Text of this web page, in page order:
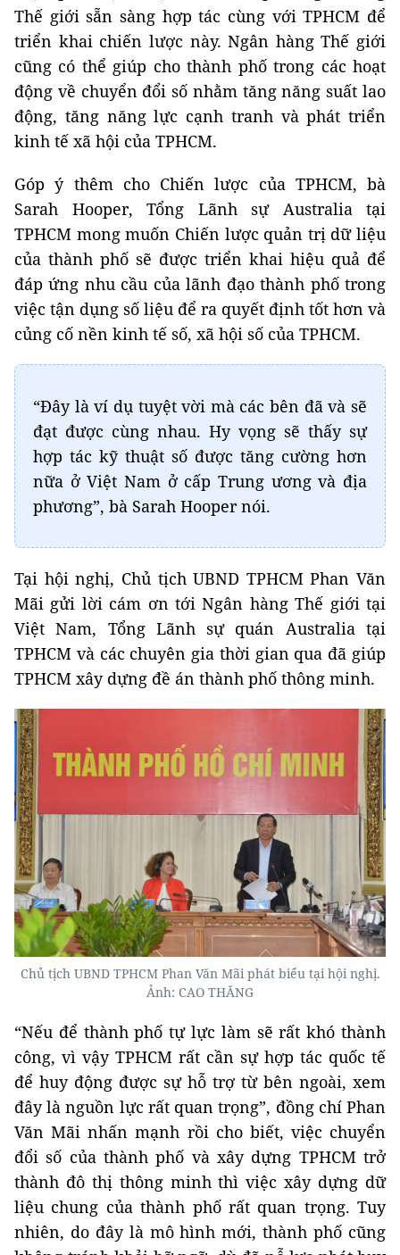
Thế giới sẵn sàng hợp tác cùng với TPHCM để
triển khai chiến lược này. Ngân hàng Thế giới
cũng có thể giúp cho thành phố trong các hoạt
động về chuyển đổi số nhằm tăng năng suất lao
động, tăng năng lực cạnh tranh và phát triển
kinh tế xã hội của TPHCM.
Góp ý thêm cho Chiến lược của TPHCM, bà
Sarah Hooper, Tổng Lãnh sự Australia tại
TPHCM mong muốn Chiến lược quản trị dữ liệu
của thành phố sẽ được triển khai hiệu quả để
đáp ứng nhu cầu của lãnh đạo thành phố trong
việc tận dụng số liệu để ra quyết định tốt hơn và
củng cố nền kinh tế số, xã hội số của TPHCM.
“Đây là ví dụ tuyệt vời mà các bên đã và sẽ
đạt được cùng nhau. Hy vọng sẽ thấy sự
hợp tác kỹ thuật số được tăng cường hơn
nữa ở Việt Nam ở cấp Trung ương và địa
phương”, bà Sarah Hooper nói.
Tại hội nghị, Chủ tịch UBND TPHCM Phan Văn
Mãi gửi lời cám ơn tới Ngân hàng Thế giới tại
Việt Nam, Tổng Lãnh sự quán Australia tại
TPHCM và các chuyên gia thời gian qua đã giúp
TPHCM xây dựng đề án thành phố thông minh.
Chủ tịch UBND TPHCM Phan Văn Mãi phát biểu tại hội nghị.
Ảnh: CAO THĂNG
“Nếu để thành phố tự lực làm sẽ rất khó thành
công, vì vậy TPHCM rất cần sự hợp tác quốc tế
để huy động được sự hỗ trợ từ bên ngoài, xem
đây là nguồn lực rất quan trọng”, đồng chí Phan
Văn Mãi nhấn mạnh rồi cho biết, việc chuyển
đổi số của thành phố và xây dựng TPHCM trở
thành đô thị thông minh thì việc xây dựng dữ
liệu chung của thành phố rất quan trọng. Tuy
nhiên, do đây là mô hình mới, thành phố cũng